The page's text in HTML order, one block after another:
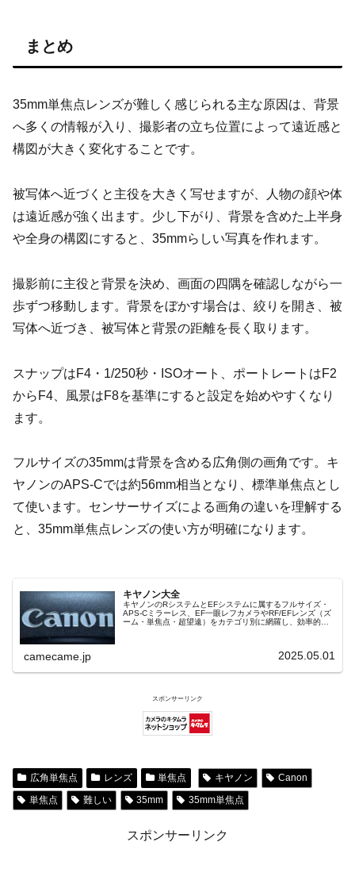
まとめ
35mm単焦点レンズが難しく感じられる主な原因は、背景
へ多くの情報が入り、撮影者の立ち位置によって遠近感と
構図が大きく変化することです。
被写体へ近づくと主役を大きく写せますが、人物の顔や体
は遠近感が強く出ます。少し下がり、背景を含めた上半身
や全身の構図にすると、35mmらしい写真を作れます。
撮影前に主役と背景を決め、画面の四隅を確認しながら一
歩ずつ移動します。背景をぼかす場合は、絞りを開き、被
写体へ近づき、被写体と背景の距離を長く取ります。
スナップはF4・1/250秒・ISOオート、ポートレートはF2
からF4、風景はF8を基準にすると設定を始めやすくなり
ます。
フルサイズの35mmは背景を含める広角側の画角です。キ
ヤノンのAPS-Cでは約56mm相当となり、標準単焦点とし
て使います。センサーサイズによる画角の違いを理解する
と、35mm単焦点レンズの使い方が明確になります。
キヤノン大全
キヤノンのRシステムとEFシステムに属するフルサイズ・
APS-Cミラーレス、EF一眼レフカメラやRF/EFレンズ（ズ
ーム・単焦点・超望遠）をカテゴリ別に網羅し、効率的に
camecame.jp 2025.05.01
スポンサーリンク
広角単焦点 レンズ 単焦点 キヤノン
Canon
単焦点
難しい 35mm 35mm単焦点
スポンサーリンク